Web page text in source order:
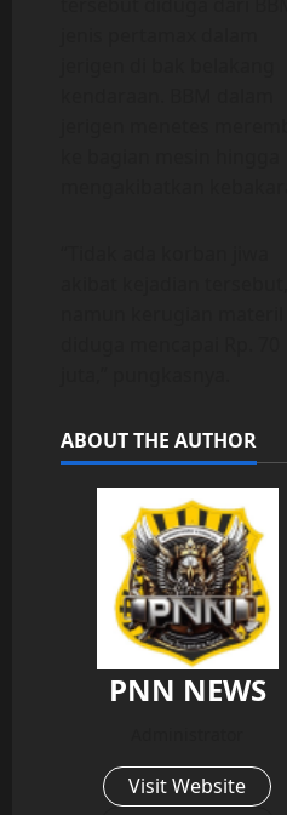
ABOUT THE AUTHOR
PNN NEWS
Visit Website